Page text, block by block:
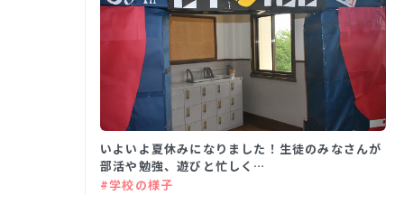
いよいよ夏休みになりました！生徒のみなさんが
部活や勉強、遊びと忙しく…
#学校の様子